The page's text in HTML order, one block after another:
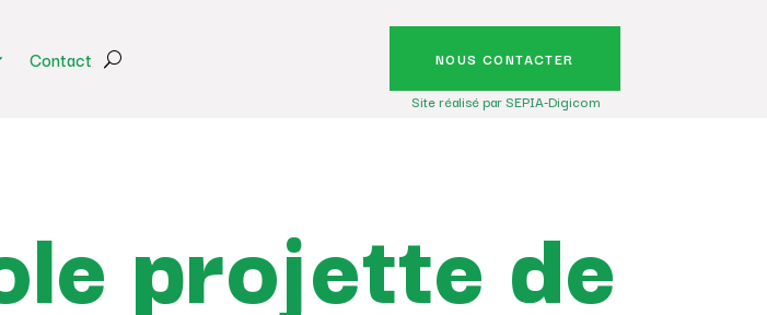
Contact NOUS CONTACTER
Site réalisé par SEPIA-Digicom
projette de